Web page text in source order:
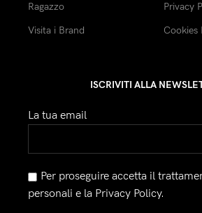
Ragazzo
Visita i Brand
Privacy
Cookies
ISCRIVITI ALLA
La tua email
Per proseguire accetta il
personali e la Privacy Policy.